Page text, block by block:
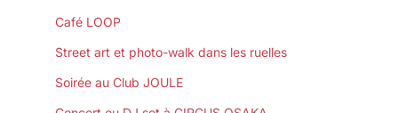
Café LOOP
Street art et photo-walk dans les ruelles
Soirée au Club JOULE